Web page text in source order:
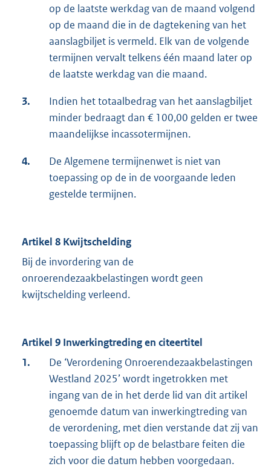
op de laatste werkdag van de maand volgend
op de maand die in de dagtekening van het
aanslagbiljet is vermeld. Elk van de volgende
termijnen vervalt telkens één maand later op
de laatste werkdag van die maand.
3.
Indien het totaalbedrag van het aanslagbiljet
minder bedraagt dan € 100,00 gelden er twee
maandelijkse incassotermijnen.
4.
De Algemene termijnenwet is niet van
toepassing op de in de voorgaande leden
gestelde termijnen.
Artikel 8 Kwijtschelding
Bij de invordering van de
onroerendezaakbelastingen wordt geen
kwijtschelding verleend.
Artikel 9 Inwerkingtreding en citeertitel
1.
De ‘Verordening Onroerendezaakbelastingen
Westland 2025’ wordt ingetrokken met
ingang van de in het derde lid van dit artikel
genoemde datum van inwerkingtreding van
de verordening, met dien verstande dat zij van
toepassing blijft op de belastbare feiten die
zich voor die datum hebben voorgedaan.